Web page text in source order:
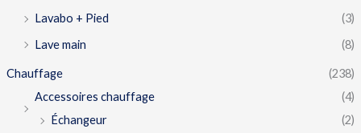
Lavabo + Pied
(3)
Lave main
(8)
Chauffage
(238)
Accessoires chauffage
(4)
Échangeur
(2)